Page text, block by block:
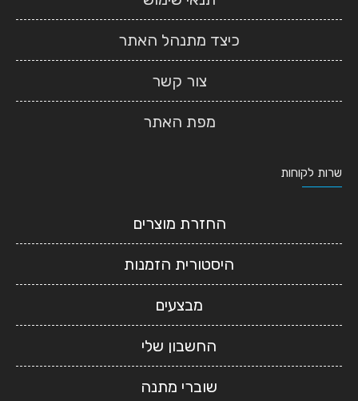
כיצד מתנהל האתר
צור קשר
מפת האתר
שרות לקוחות
החזרת מוצרים
היסטורית הזמנות
מבצעים
החשבון שלי
שוברי מתנה